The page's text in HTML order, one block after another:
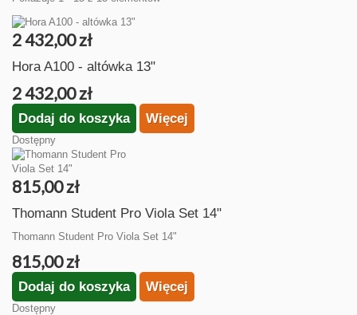
2 432,00 zł
Hora A100 - altówka 13"
2 432,00 zł
Dodaj do koszyka Więcej
Dostępny
815,00 zł
Thomann Student Pro Viola Set 14"
Thomann Student Pro Viola Set 14"
815,00 zł
Dodaj do koszyka Więcej
Dostępny